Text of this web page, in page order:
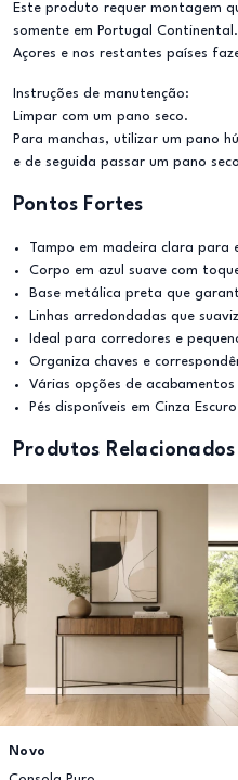
Este produto requer montagem
somente em Portugal
Açores e nos restantes países
Instruções de manutenção:
Limpar com um pano seco.
Para manchas, utilizar um pano
e de seguida passar um pano
Pontos Fortes
Tampo em madeira clara para
Corpo em azul suave com
Base metálica preta que
Linhas arredondadas que
Ideal para corredores e
Organiza chaves e
Várias opções de acabamentos
Pés disponíveis em Cinza
Produtos Relacionados
Novo